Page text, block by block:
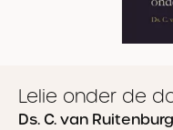
Lelie onder de
Ds. C. van Ruitenburg